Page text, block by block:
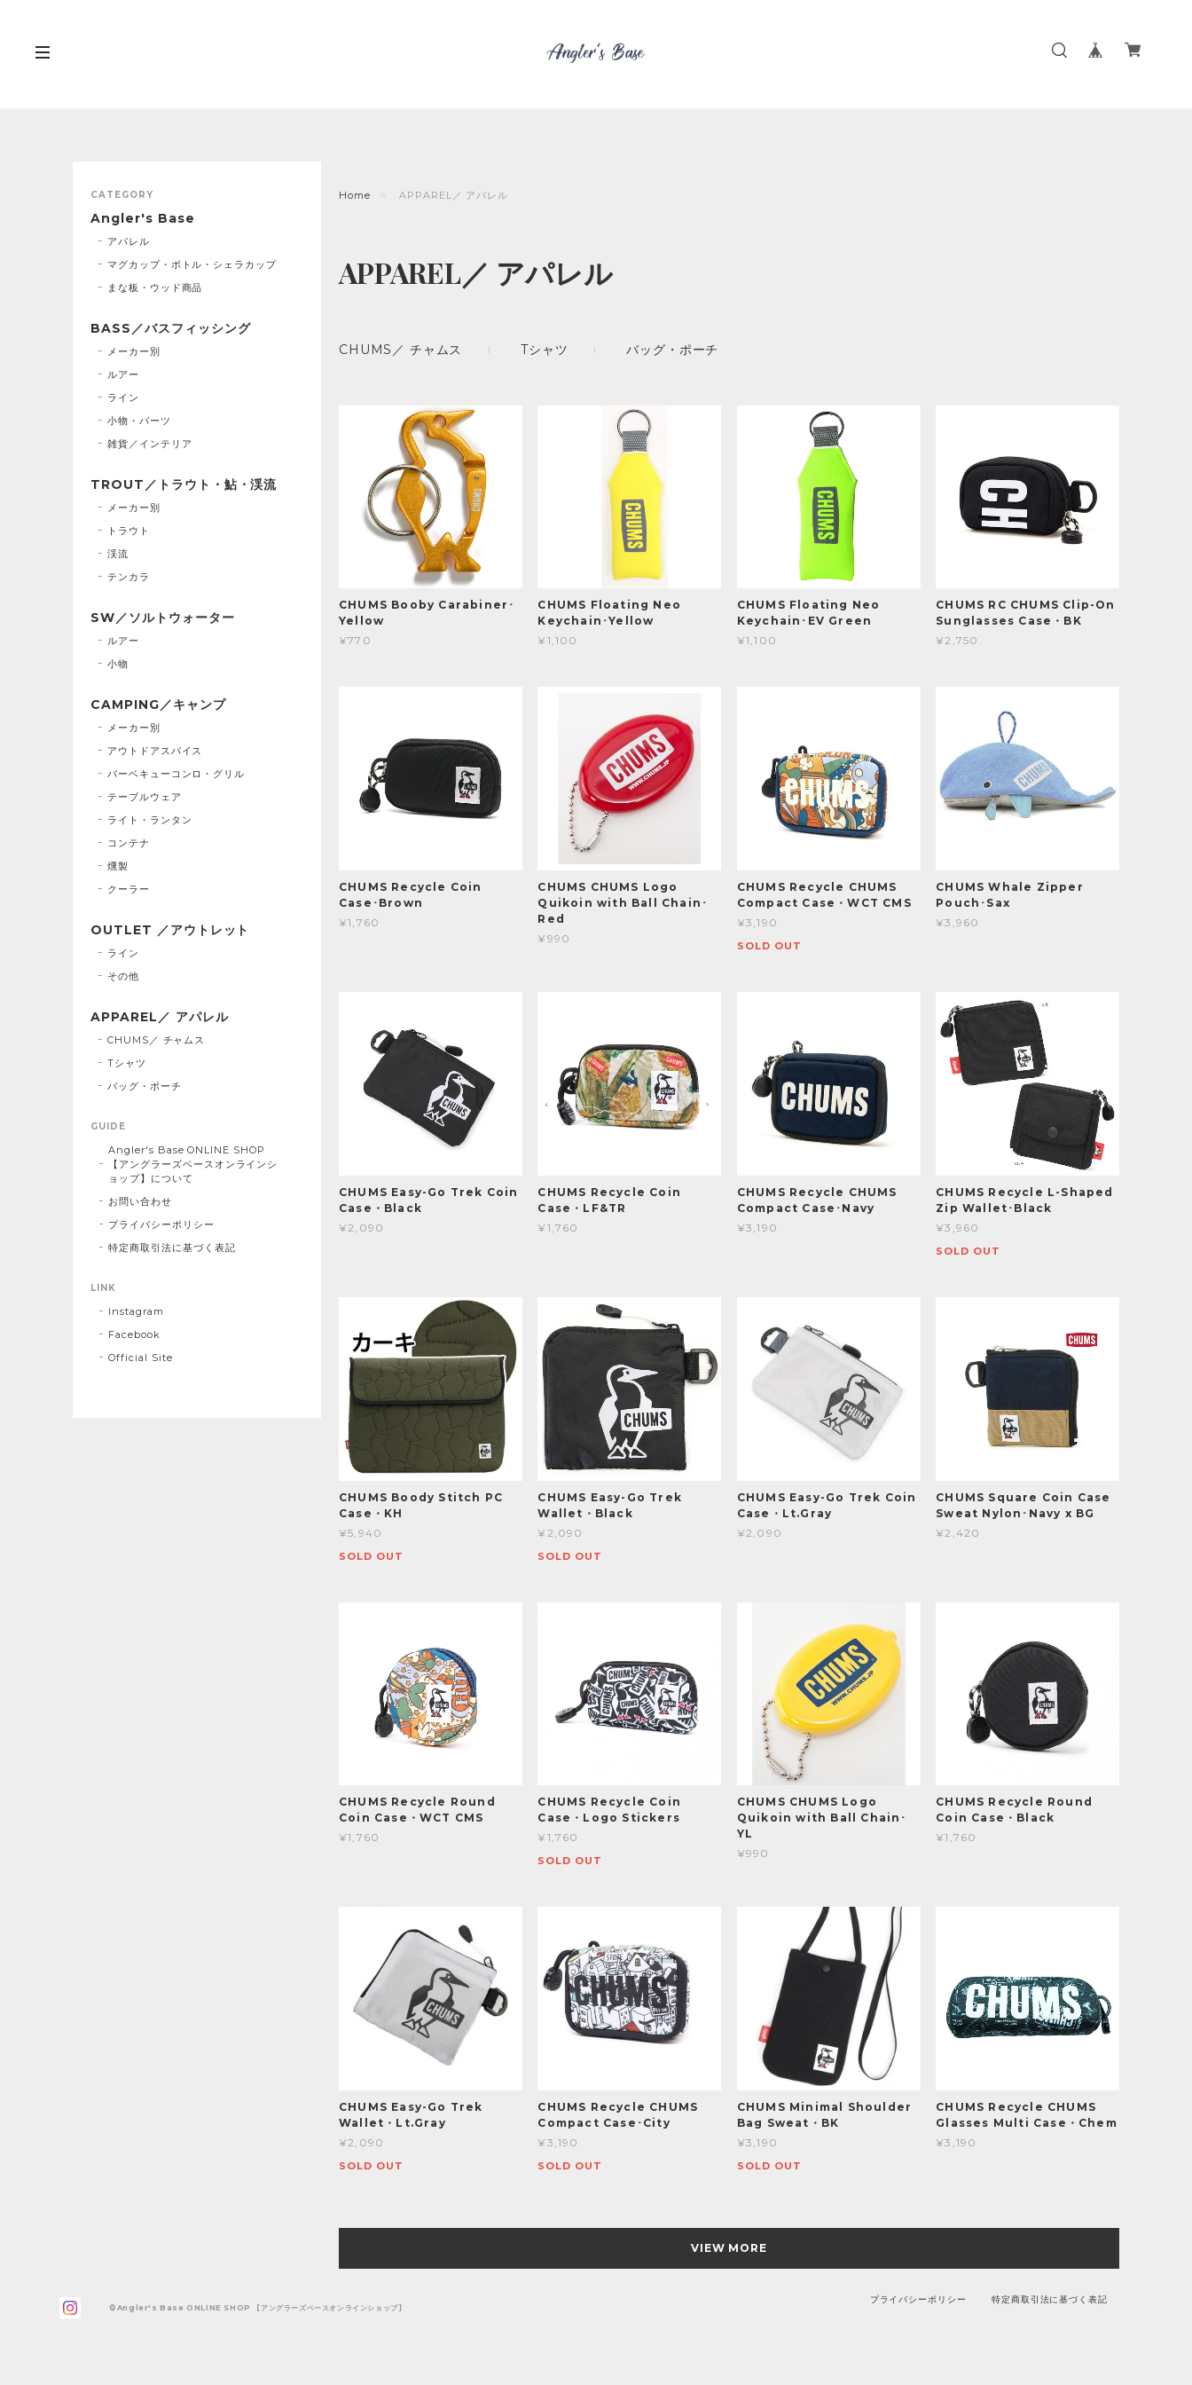
Home APPAREL／ アパレル
APPAREL／ アパレル
CHUMS／ チャムス Tシャツ バッグ・ポーチ
CHUMS Booby Carabiner･
Yellow
¥770
CHUMS Floating Neo
Keychain･Yellow
¥1,100
CHUMS Floating Neo
Keychain･EV Green
¥1,100
CHUMS RC CHUMS Clip-On
Sunglasses Case・BK
¥2,750
CHUMS Recycle Coin
Case･Brown
¥1,760
CHUMS CHUMS Logo
Quikoin with Ball Chain･
Red
¥990
CHUMS Recycle CHUMS
Compact Case・WCT CMS
¥3,190
SOLD OUT
CHUMS Whale Zipper
Pouch･Sax
¥3,960
CHUMS Easy-Go Trek Coin
Case・Black
¥2,090
CHUMS Recycle Coin
Case・LF&TR
¥1,760
CHUMS Recycle CHUMS
Compact Case･Navy
¥3,190
CHUMS Recycle L-Shaped
Zip Wallet･Black
¥3,960
SOLD OUT
CHUMS Boody Stitch PC
Case・KH
¥5,940
SOLD OUT
CHUMS Easy-Go Trek
Wallet・Black
¥2,090
SOLD OUT
CHUMS Easy-Go Trek Coin
Case・Lt.Gray
¥2,090
CHUMS Square Coin Case
Sweat Nylon･Navy x BG
¥2,420
CHUMS Recycle Round
Coin Case・WCT CMS
¥1,760
CHUMS Recycle Coin
Case・Logo Stickers
¥1,760
SOLD OUT
CHUMS CHUMS Logo
Quikoin with Ball Chain･
YL
¥990
CHUMS Recycle Round
Coin Case・Black
¥1,760
CHUMS Easy-Go Trek
Wallet・Lt.Gray
¥2,090
SOLD OUT
CHUMS Recycle CHUMS
Compact Case･City
¥3,190
SOLD OUT
CHUMS Minimal Shoulder
Bag Sweat・BK
¥3,190
SOLD OUT
CHUMS Recycle CHUMS
Glasses Multi Case・Chem
¥3,190
VIEW MORE
CATEGORY
Angler's Base
アパレル
マグカップ・ボトル・シェラカップ
まな板・ウッド商品
BASS／バスフィッシング
メーカー別
ルアー
ライン
小物・パーツ
雑貨／インテリア
TROUT／トラウト・鮎・渓流
メーカー別
トラウト
渓流
テンカラ
SW／ソルトウォーター
ルアー
小物
CAMPING／キャンプ
メーカー別
アウトドアスパイス
バーベキューコンロ・グリル
テーブルウェア
ライト・ランタン
コンテナ
燻製
クーラー
OUTLET ／アウトレット
ライン
その他
APPAREL／ アパレル
CHUMS／ チャムス
Tシャツ
バッグ・ポーチ
GUIDE
Angler's Base ONLINE SHOP
【アングラーズベースオンラインシ
ョップ】について
お問い合わせ
プライバシーポリシー
特定商取引法に基づく表記
LINK
Instagram
Facebook
Official Site
プライバシーポリシー 特定商取引法に基づく表記
©Angler's Base ONLINE SHOP 【アングラーズベースオンラインショップ】